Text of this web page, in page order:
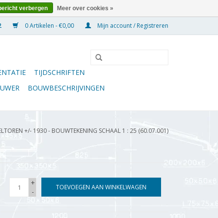
0 Artikelen - €0,00 Mijn account / Registreren
TIJDSCHRIFTEN
BOUWBESCHRIJVINGEN
+/- 1930 - BOUWTEKENING SCHAAL 1 : 25 (60.07.001)
+
-
TOEVOEGEN AAN WINKELWAGEN
verbergen Meer over cookies »